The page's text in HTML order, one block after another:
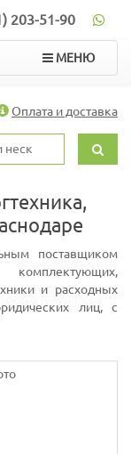
203-51-90
МЕНЮ
Оплата и доставка
поставщиком
и расходных
лиц, с